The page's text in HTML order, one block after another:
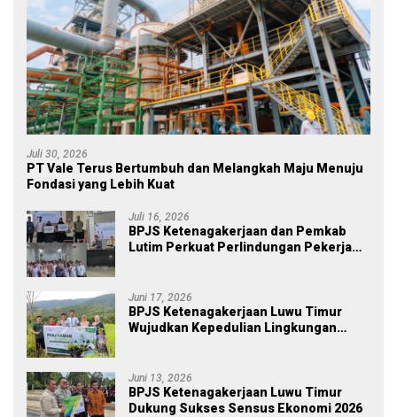
Juli 30, 2026
PT Vale Terus Bertumbuh dan Melangkah Maju Menuju
Fondasi yang Lebih Kuat
Juli 16, 2026
BPJS Ketenagakerjaan dan Pemkab
Lutim Perkuat Perlindungan Pekerja
Juni 17, 2026
BPJS Ketenagakerjaan Luwu Timur
Wujudkan Kepedulian Lingkungan
Juni 13, 2026
BPJS Ketenagakerjaan Luwu Timur
Dukung Sukses Sensus Ekonomi 2026